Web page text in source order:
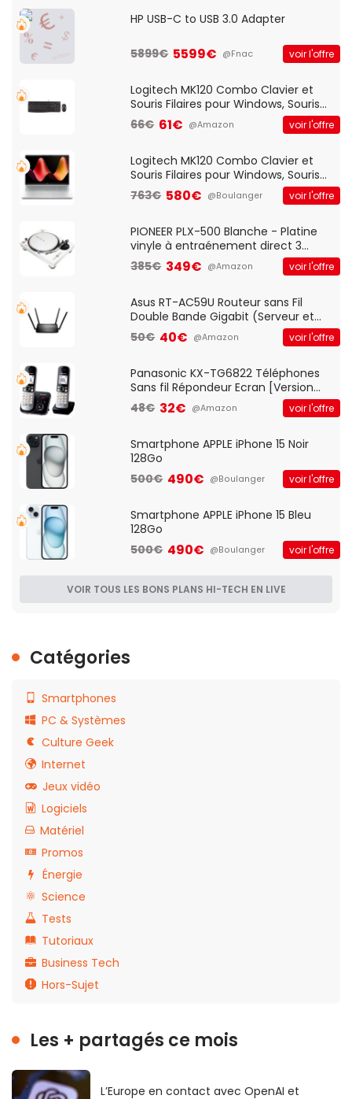
HP USB-C to USB 3.0 Adapter
5899€ 5599€ @Fnac voir l'offre
Logitech MK120 Combo Clavier et
Souris Filaires pour Windows, Souris
Optique Filaire, Connexion USB Plug
And Play, Confortable, Taille
QWERTY UK - Noir
66€ 61€ @Amazon voir l'offre
Logitech MK120 Combo Clavier et
Souris Filaires pour Windows, Souris
Optique Filaire, Connexion USB Plug
And Play, Confortable, Taille
QWERTY UK - Noir
763€ 580€ @Boulanger voir l'offre
PIONEER PLX-500 Blanche - Platine
vinyle à entraénement direct 3
vitesses (33-45-78 trs/min) avec
pre-ampli intégré et port USB
385€ 349€ @Amazon voir l'offre
Asus RT-AC59U Routeur sans Fil
Double Bande Gigabit (Serveur et
Client VPN, Triple Vlan, Mode Point
d'accès et Bridge, contrôle Parental,
50€ 40€ @Amazon voir l'offre
Panasonic KX-TG6822 Téléphones
Sans fil Répondeur Ecran [Version
Française]
48€ 32€ @Amazon voir l'offre
Smartphone APPLE iPhone 15 Noir
128Go
500€ 490€ @Boulanger voir l'offre
Smartphone APPLE iPhone 15 Bleu
128Go
500€ 490€ @Boulanger voir l'offre
VOIR TOUS LES BONS PLANS HI-TECH EN LIVE
Catégories
Smartphones
PC & Systèmes
Culture Geek
Internet
Jeux vidéo
Logiciels
Matériel
Promos
Énergie
Science
Tests
Tutoriaux
Business Tech
Hors-Sujet
Les + partagés ce mois
L’Europe en contact avec OpenAI et